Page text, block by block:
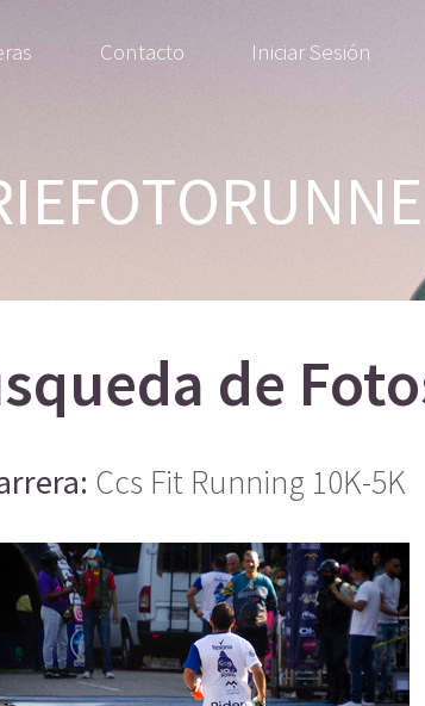
Contacto Iniciar Sesión
de
Ccs Fit Running 10K-5K